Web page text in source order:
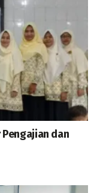
Pengajian dan